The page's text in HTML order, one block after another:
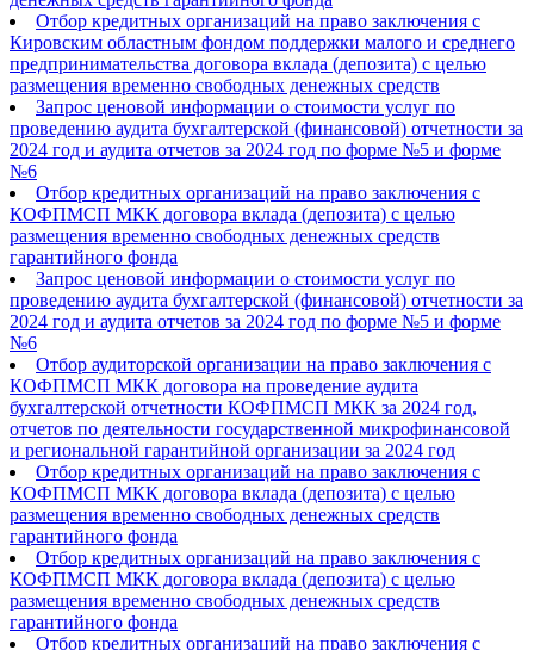
Отбор кредитных организаций на право заключения с
Кировским областным фондом поддержки малого и среднего
предпринимательства договора вклада (депозита) с целью
размещения временно свободных денежных средств
Запрос ценовой информации о стоимости услуг по
проведению аудита бухгалтерской (финансовой) отчетности за
2024 год и аудита отчетов за 2024 год по форме №5 и форме
№6
Отбор кредитных организаций на право заключения с
КОФПМСП МКК договора вклада (депозита) с целью
размещения временно свободных денежных средств
гарантийного фонда
Запрос ценовой информации о стоимости услуг по
проведению аудита бухгалтерской (финансовой) отчетности за
2024 год и аудита отчетов за 2024 год по форме №5 и форме
№6
Отбор аудиторской организации на право заключения с
КОФПМСП МКК договора на проведение аудита
бухгалтерской отчетности КОФПМСП МКК за 2024 год,
отчетов по деятельности государственной микрофинансовой
и региональной гарантийной организации за 2024 год
Отбор кредитных организаций на право заключения с
КОФПМСП МКК договора вклада (депозита) с целью
размещения временно свободных денежных средств
гарантийного фонда
Отбор кредитных организаций на право заключения с
КОФПМСП МКК договора вклада (депозита) с целью
размещения временно свободных денежных средств
гарантийного фонда
Отбор кредитных организаций на право заключения с